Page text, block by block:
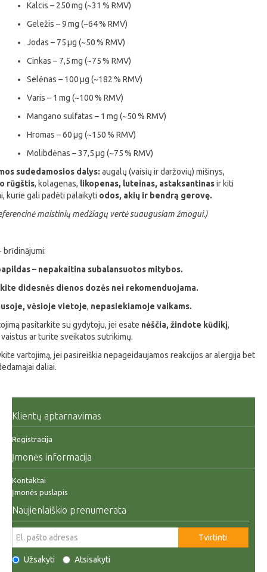
Kalcis – 250 mg (~31 % RMV)
Geležis – 9 mg (~64 % RMV)
Jodas – 75 µg (~50 % RMV)
Cinkas – 7,5 mg (~75 % RMV)
Selėnas – 100 µg (~182 % RMV)
Varis – 1 mg (~100 % RMV)
Mangano sulfatas – 1 mg (~50 % RMV)
Hromas – 60 µg (~150 % RMV)
Molibdėnas – 37,5 µg (~75 % RMV)
sudedamosios dalys: augalų (vaisių ir daržovių) mišinys,
rūgštis, kolagenas, likopenas, luteinas, astaksantinasir kiti
kurie gali padėti palaikyti odos, akių ir bendrą gerovę.
maistinių medžiagų vertė suaugusiam žmogui.)
brīdinājumi:
– nepakaitina subalansuotos mitybos.
didesnės dienos dozės nei rekomenduojama.
vėsioje vietoje, nepasiekiamoje vaikams.
pasitarkite su gydytoju, jei esate nėščia, žindote kūdikį,
ar turite sveikatos sutrikimų.
vartojimą, jei pasireiškia nepageidaujamos reakcijos ar alergija bet
daliai.
Klientų aptarnavimas
Registracija
Įmonės informacija
Kontaktai
Įmonės puslapis
Naujienlaiškio prenumerata
Tvirtinti
Užsakyti Atsisakyti